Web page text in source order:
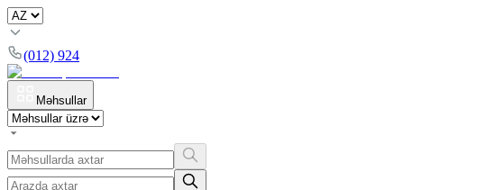
(012) 924
Məhsullar